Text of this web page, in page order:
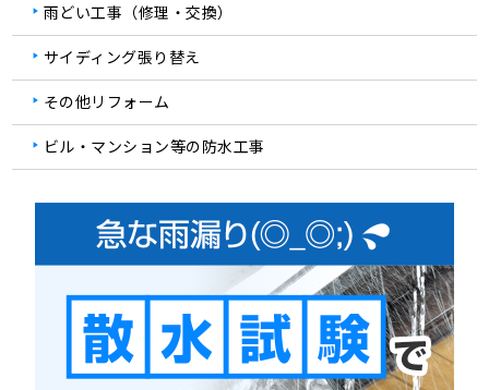
雨どい工事（修理・交換）
サイディング張り替え
その他リフォーム
ビル・マンション等の防水工事